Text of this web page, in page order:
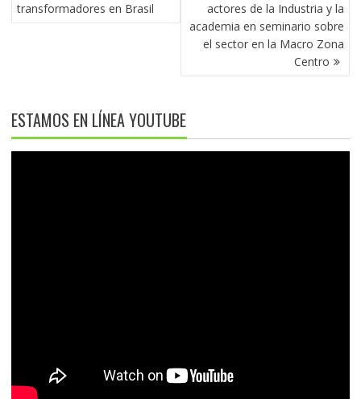
transformadores en Brasil
actores de la Industria y la
academia en seminario sobre
el sector en la Macro Zona
Centro
ESTAMOS EN LÍNEA YOUTUBE